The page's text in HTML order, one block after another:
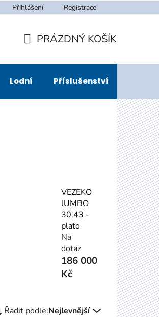
Přihlášení Registrace
KOŠÍK
PRÁZDNÝ KOŠÍK
Lodní Příslušenství
VEZEKO
JUMBO
30.43 -
plato
Na
dotaz
186 000
Kč
Řadit podle:Nejlevnější